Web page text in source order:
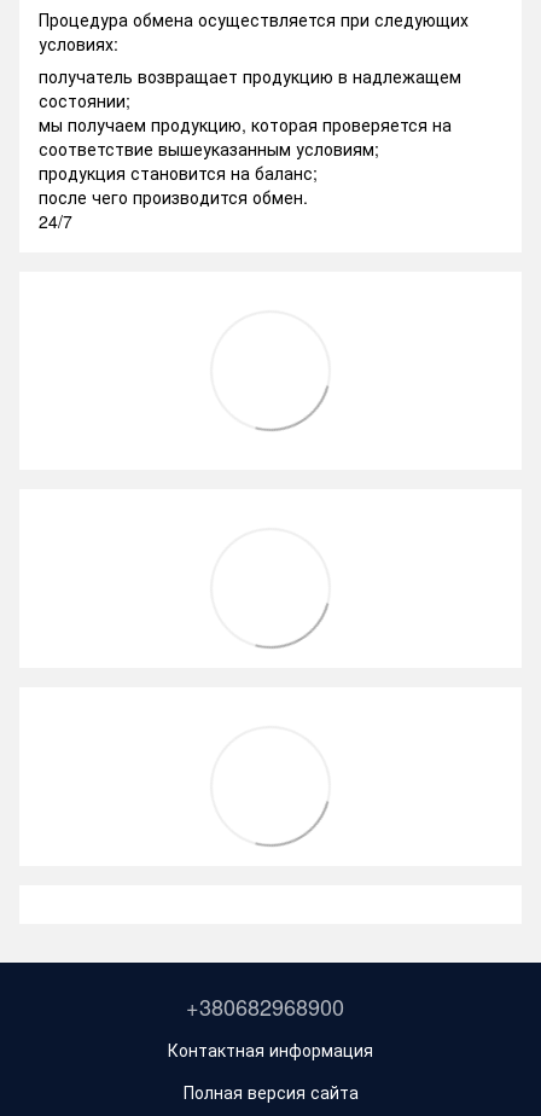
Процедура обмена осуществляется при следующих
условиях:
получатель возвращает продукцию в надлежащем
состоянии;
мы получаем продукцию, которая проверяется на
соответствие вышеуказанным условиям;
продукция становится на баланс;
после чего производится обмен.
24/7
+380682968900
Контактная информация
Полная версия сайта